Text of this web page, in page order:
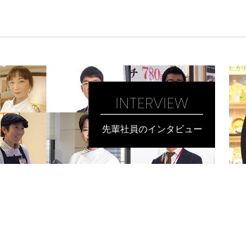
INTERVIEW
先輩社員のインタビュー